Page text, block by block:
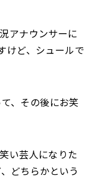
アナウンサーに
けど、シュールで
、その後にお笑
い芸人になりた
どちらかという